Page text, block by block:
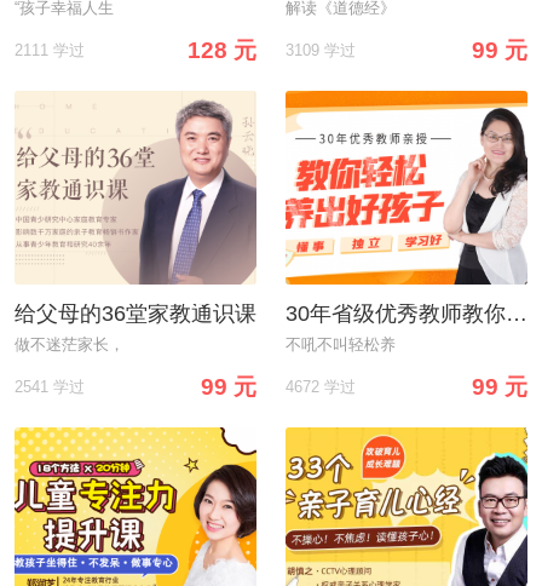
“孩子幸福人生
2111 学过 128 元
解读《道德经》
3109 学过 99 元
给父母的36堂家教通识课
做不迷茫家长，
2541 学过 99 元
30年省级优秀教师教你轻松养出懂事、独立、学习好的好孩子
不吼不叫轻松养
4672 学过 99 元